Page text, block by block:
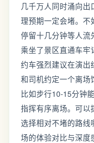
几千万人同时涌向
理预期一定会堵。不
停留十几分钟等人流
乘坐了景区直通车
约车强烈建议在演出
和司机约定一个离场
比如步行10-15分钟
指挥有序离场。可以
选择相对不堵的路线
场的体验对比与深度